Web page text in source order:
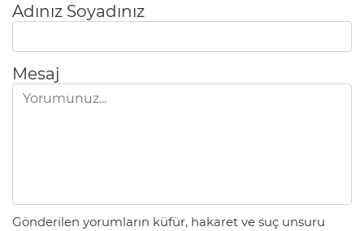
Adınız Soyadınız
Mesaj
Gönderilen yorumların küfür, hakaret ve suç unsuru